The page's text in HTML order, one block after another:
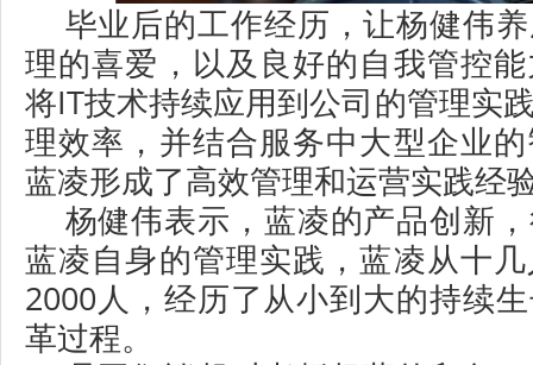
毕业后的工作经历，让杨健伟
理的喜爱，以及良好的自我管控
将IT技术持续应用到公司的管理实
理效率，并结合服务中大型企业
蓝凌形成了高效管理和运营实践经
杨健伟表示，蓝凌的产品创新
蓝凌自身的管理实践，蓝凌从十
2000人，经历了从小到大的持续
革过程。